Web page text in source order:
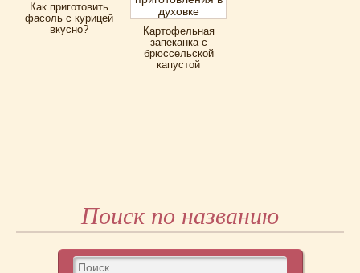
Как приготовить
фасоль с курицей
вкусно?
Картофельная
запеканка с
брюссельской
капустой
Поиск по названию